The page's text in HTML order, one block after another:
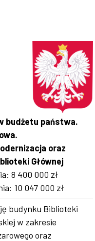
budżetu państwa.
oraz
Głównej
8 400 000 zł
10 047 000 zł
budynku Biblioteki
w zakresie
oraz